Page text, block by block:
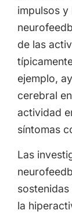
impulsos y
de las
ejemplo,
cerebral
actividad
síntomas
Las
la